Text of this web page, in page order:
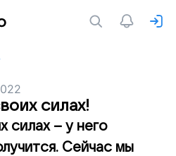
силах!
силах – у него
Сейчас мы